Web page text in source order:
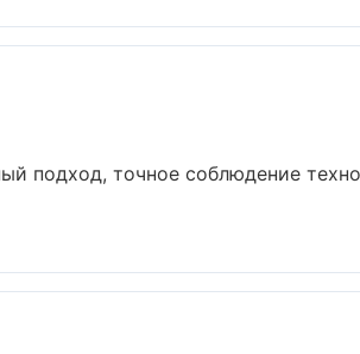
подход, точное соблюдение